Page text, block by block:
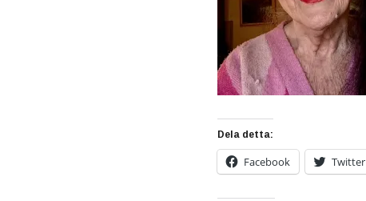
Dela detta:
Facebook Twitter